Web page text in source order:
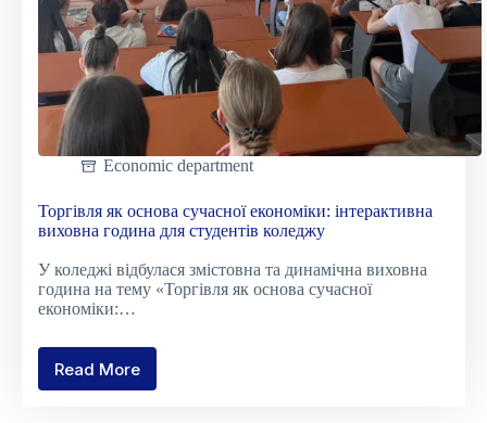
Economic department
Торгівля як основа сучасної економіки: інтерактивна
виховна година для студентів коледжу
У коледжі відбулася змістовна та динамічна виховна
година на тему «Торгівля як основа сучасної
економіки:…
Read More
Торгівля